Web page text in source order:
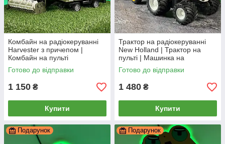
Комбайн на радіокеруванні
Harvester з причепом |
Комбайн на пульті
управління | Трактор на
радіоуправлінні
Готово до відправки
1 150 ₴
Купити
Трактор на радіокеруванні
New Holland | Трактор на
пульті | Машинка на
радіоуправлінні
Готово до відправки
1 480 ₴
Купити
Подарунок Подарунок